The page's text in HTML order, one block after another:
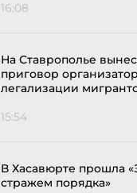
16:08
На Ставрополье
приговор
легализации
15:54
В Хасавюрте прошла
стражем порядка»